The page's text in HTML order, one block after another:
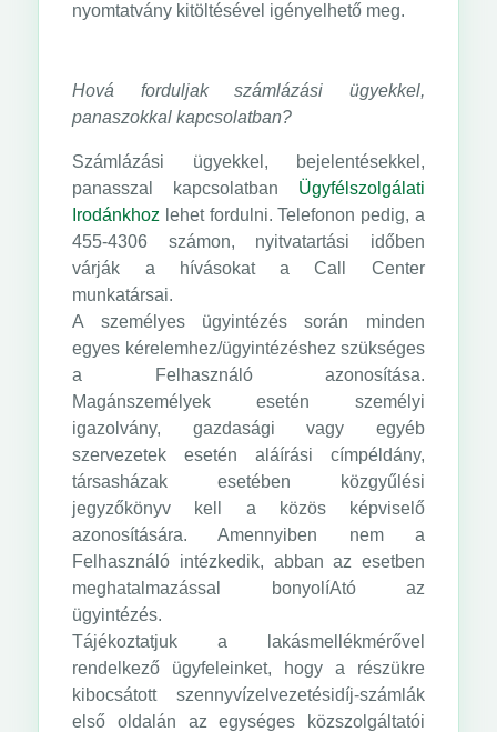
nyomtatvány kitöltésével igényelhető meg.
Hová forduljak számlázási ügyekkel,
panaszokkal kapcsolatban?
Számlázási ügyekkel, bejelentésekkel,
panasszal kapcsolatban Ügyfélszolgálati
Irodánkhoz lehet fordulni. Telefonon pedig, a
455-4306 számon, nyitvatartási időben
várják a hívásokat a Call Center
munkatársai.
A személyes ügyintézés során minden
egyes kérelemhez/ügyintézéshez szükséges
a Felhasználó azonosítása.
Magánszemélyek esetén személyi
igazolvány, gazdasági vagy egyéb
szervezetek esetén aláírási címpéldány,
társasházak esetében közgyűlési
jegyzőkönyv kell a közös képviselő
azonosítására. Amennyiben nem a
Felhasználó intézkedik, abban az esetben
meghatalmazással bonyolíAtó az
ügyintézés.
Tájékoztatjuk a lakásmellékmérővel
rendelkező ügyfeleinket, hogy a részükre
kibocsátott szennyvízelvezetésidíj-számlák
első oldalán az egységes közszolgáltatói